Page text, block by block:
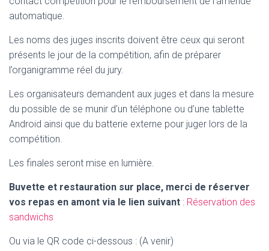
automatique.
Les noms des juges inscrits doivent être ceux qui seront
présents le jour de la compétition, afin de préparer
l’organigramme réel du jury.
Les organisateurs demandent aux juges et dans la mesure
du possible de se munir d’un téléphone ou d’une tablette
Android ainsi que du batterie externe pour juger lors de la
compétition.
Les finales seront mise en lumière.
Buvette et restauration sur place, merci de réserver
vos repas en amont via le lien suivant : Réservation des
sandwichs
Ou via le QR code ci-dessous : (A venir)